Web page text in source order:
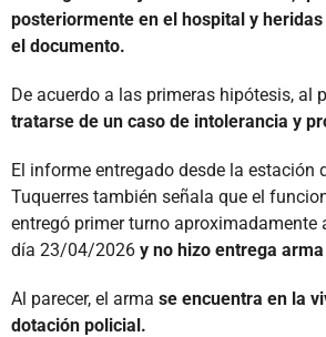
posteriormente en el hospital y
el documento.
De acuerdo a las primeras hipótesis, al
tratarse de un caso de intolerancia y
El informe entregado desde la estación
Tuquerres también señala que el
entregó primer turno aproximadamente
día 23/04/2026 y no hizo entrega
Al parecer, el arma se encuentra en la
dotación policial.